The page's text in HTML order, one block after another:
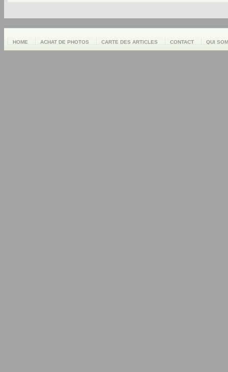
HOME ACHAT DE PHOTOS CARTE DES ARTICLES CONTACT QUI